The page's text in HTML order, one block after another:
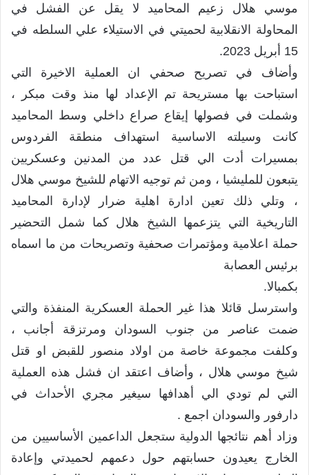
موسي هلال زعيم المحاميد لا يقل عن الفشل في
المحاولة الانقلابية لحميتي في الاستيلاء علي السلطه في
15 أبريل 2023.
وأضاف في تصريح صحفي ان العملية الاخيرة التي
استباحت بها مستريحة تم الإعداد لها منذ وقت مبكر ،
وشملت في فصولها إيقاع صراع داخلي وسط المحاميد
كانت وسيلته الاساسية استهداف منطقة الفردوس
بمسيرات أدت الي قتل عدد من المدنين وعسكريين
يتبعون للمليشيا ، ومن ثم توجيه الاتهام للشيخ موسي هلال
، وتلي ذلك تعين ادارة اهلية ضرار لإدارة المحاميد
التاريخية التي يتزعمها الشيخ هلال كما شمل التحضير
حملة اعلامية ومؤتمرات صحفية وتصريحات من ما اسماه
برئيس العصابة
بكمبالا.
واسترسل قائلا هذا غير الحملة العسكرية المنفذة والتي
ضمت عناصر من جنوب السودان ومرتزقة أجانب ،
وكلفت مجموعة خاصة من اولاد منصور للقبض او قتل
شيخ موسي هلال ، وأضاف اعتقد ان فشل هذه العملية
التي لم تودي الي أهدافها سيغير مجري الأحداث في
دارفور والسودان اجمع .
وزاد أهم نتائجها الدولية ستجعل الداعمين الأساسيين من
الخارج يعيدون حسابتهم حول دعمهم لحميدتي وإعادة